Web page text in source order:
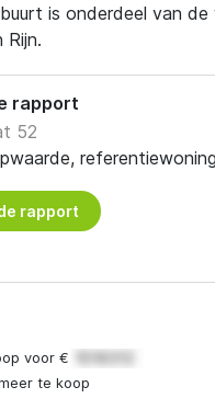
is onderdeel van
Rijn.
rapport
52
rapport
voor €
te koop